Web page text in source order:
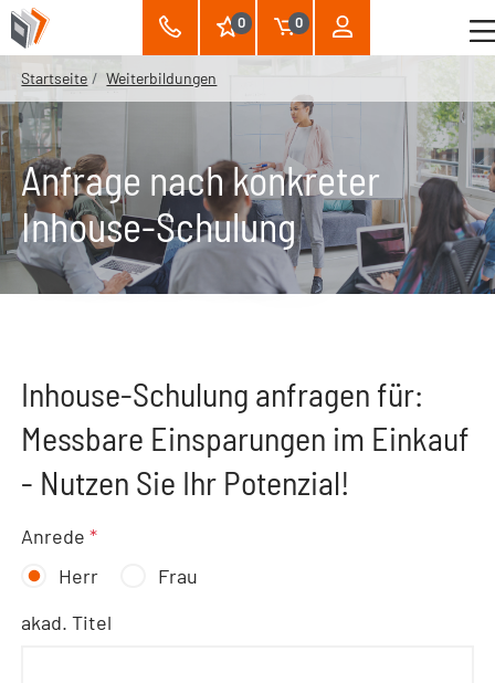
0 0
Startseite Weiterbildungen
Anfrage nach konkreter
Inhouse-Schulung
Inhouse-Schulung anfragen für:
Messbare Einsparungen im Einkauf
- Nutzen Sie Ihr Potenzial!
Anrede*
Herr
Frau
akad. Titel